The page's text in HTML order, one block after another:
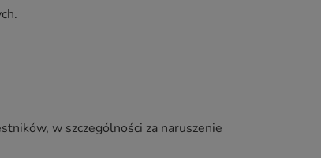
w szczególności za naruszenie